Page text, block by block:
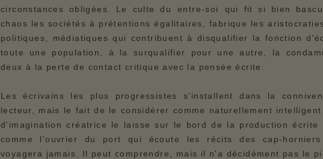
circonstances obligées. Le culte du entre-soi qui fit si bien
chaos les sociétés à prétentions égalitaires, fabrique les
politiques, médiatiques qui contribuent à disqualifier la fonction
toute une population, à la surqualifier pour une autre, la
deux à la perte de contact critique avec la pensée écrite.
Les écrivains les plus progressistes s'installent dans la
lecteur, mais le fait de le considérer comme naturellement
d'imagination créatrice le laisse sur le bord de la production
comme l'ouvrier du port qui écoute les récits des cap-
voyagera jamais. Il peut comprendre, mais il n'a décidément pas le